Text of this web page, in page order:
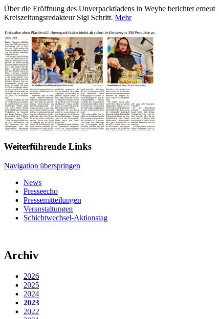
Über die Eröffnung des Unverpacktladens in Weyhe berichtet erneut
Kreiszeitungsredakteur Sigi Schritt. Mehr
Weiterführende Links
Navigation überspringen
News
Presseecho
Pressemitteilungen
Veranstaltungen
Schichtwechsel-Aktionstag
Archiv
2026
2025
2024
2023
2022